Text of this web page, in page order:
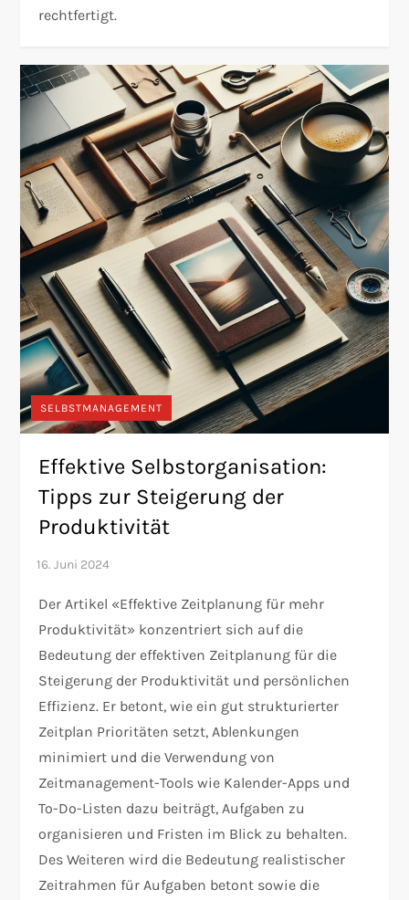
rechtfertigt.
SELBSTMANAGEMENT
Effektive Selbstorganisation:
Tipps zur Steigerung der
Produktivität
Der Artikel «Effektive Zeitplanung für mehr
Produktivität» konzentriert sich auf die
Bedeutung der effektiven Zeitplanung für die
Steigerung der Produktivität und persönlichen
Effizienz. Er betont, wie ein gut strukturierter
Zeitplan Prioritäten setzt, Ablenkungen
minimiert und die Verwendung von
Zeitmanagement-Tools wie Kalender-Apps und
To-Do-Listen dazu beiträgt, Aufgaben zu
organisieren und Fristen im Blick zu behalten.
Des Weiteren wird die Bedeutung realistischer
Zeitrahmen für Aufgaben betont sowie die